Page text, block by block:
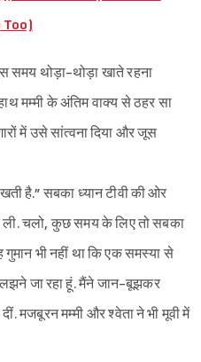
समय थोड़ा-थोड़ा खाते रहना
मम्मी के अंतिम वाक्य से ठहर सा
में उसे सांत्वना दिया और जूस
है.” सबका ध्यान टीवी की ओर
ली. चलो, कुछ समय के लिए तो सबका
भी नहीं था कि एक समस्या से
जा रहा हूं. मैंने जान-बूझकर
मजबूरन मम्मी और श्‍वेता ने भी मूवी में